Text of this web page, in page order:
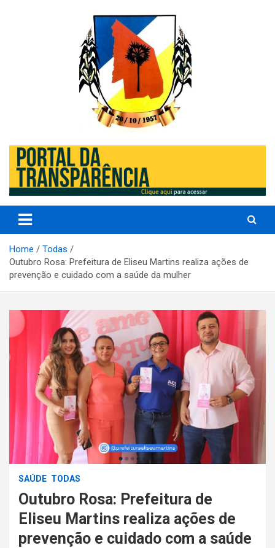
Prefeitura de Eliseu Martins –
PI
Home
Todas
Outubro Rosa: Prefeitura de Eliseu Martins realiza ações de
prevenção e cuidado com a saúde da mulher
SAÚDE TODAS
Outubro Rosa: Prefeitura de
Eliseu Martins realiza ações de
prevenção e cuidado com a saúde